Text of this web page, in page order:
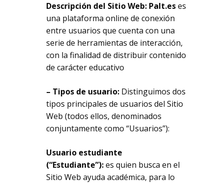
Descripción del Sitio Web: Palt.eses
una plataforma online de conexión
entre usuarios que cuenta con una
serie de herramientas de interacción,
con la finalidad de distribuir contenido
de carácter educativo
– Tipos de usuario: Distinguimos dos
tipos principales de usuarios del Sitio
Web (todos ellos, denominados
conjuntamente como “Usuarios”):
Usuario estudiante
(“Estudiante”):es quien busca en el
Sitio Web ayuda académica, para lo